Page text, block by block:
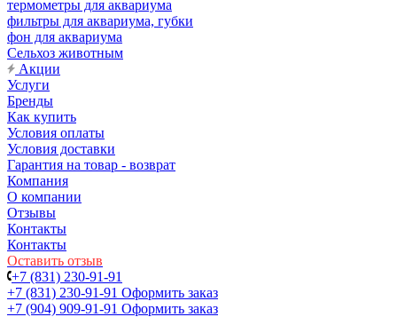
термометры для аквариума
фильтры для аквариума, губки
фон для аквариума
Сельхоз животным
Акции
Услуги
Бренды
Как купить
Условия оплаты
Условия доставки
Гарантия на товар - возврат
Компания
О компании
Отзывы
Контакты
Контакты
Оставить отзыв
+7 (831) 230-91-91
+7 (831) 230-91-91 Оформить заказ
+7 (904) 909-91-91 Оформить заказ